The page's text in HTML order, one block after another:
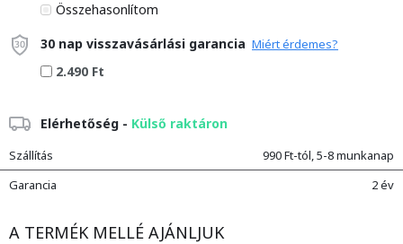
Összehasonlítom
30 nap visszavásárlási garancia Miért érdemes?
2.490 Ft
Elérhetőség - Külső raktáron
Szállítás
990 Ft-tól, 5-8 munkanap
Garancia
2 év
A TERMÉK MELLÉ AJÁNLJUK